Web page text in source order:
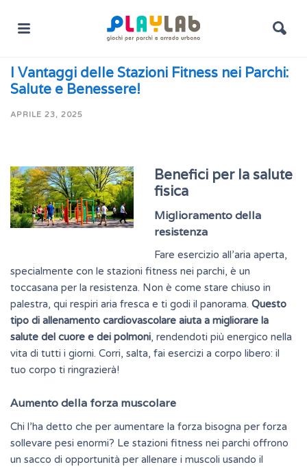
I Vantaggi delle Stazioni Fitness nei Parchi:
Salute e Benessere!
APRILE 23, 2025
Benefici per la salute
fisica
Miglioramento della
resistenza
Fare esercizio all’aria aperta,
specialmente con le stazioni fitness nei parchi, è un
toccasana per la resistenza. Non è come stare chiuso in
palestra, qui respiri aria fresca e ti godi il panorama. Questo
tipo di allenamento cardiovascolare aiuta a migliorare la
salute del cuore e dei polmoni, rendendoti più energico nella
vita di tutti i giorni. Corri, salta, fai esercizi a corpo libero: il
tuo corpo ti ringrazierà!
Aumento della forza muscolare
Chi l’ha detto che per aumentare la forza bisogna per forza
sollevare pesi enormi? Le stazioni fitness nei parchi offrono
un sacco di opportunità per allenare i muscoli usando il